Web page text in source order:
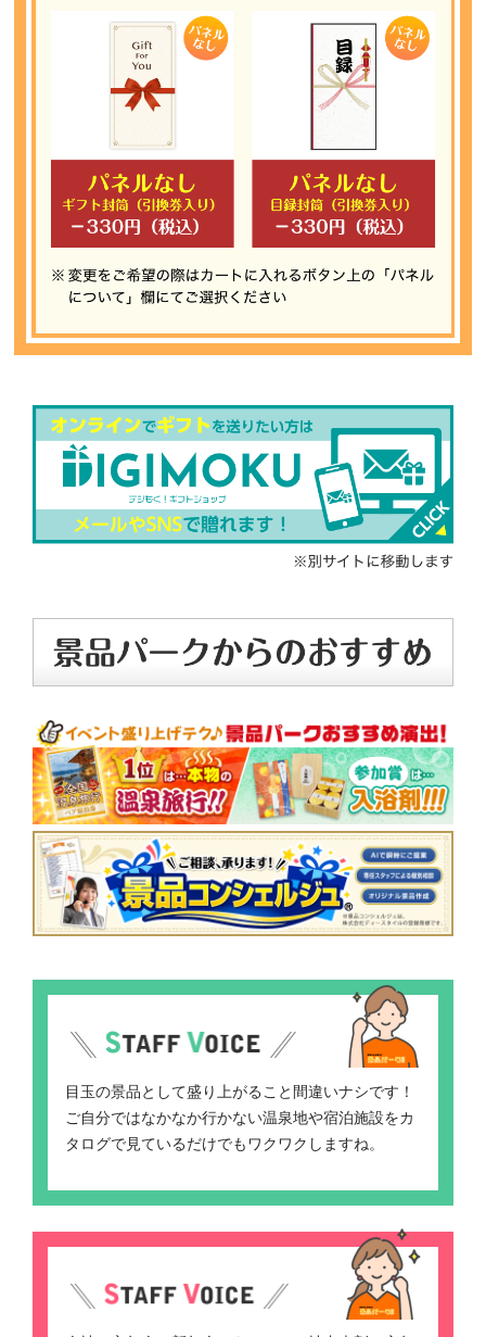
目玉の景品として盛り上がること間違いナシです！
ご自分ではなかなか行かない温泉地や宿泊施設をカ
タログで見ているだけでもワクワクしますね。